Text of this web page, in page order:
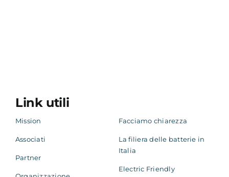
Link utili
Mission
Associati
Partner
Facciamo chiarezza
La filiera delle batterie in
Italia
Electric Friendly